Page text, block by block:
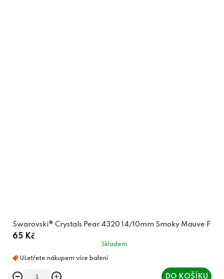
Swarovski® Crystals Pear 4320 14/10mm Smoky Mauve F
65 Kč
Skladem
DO KOŠÍKU